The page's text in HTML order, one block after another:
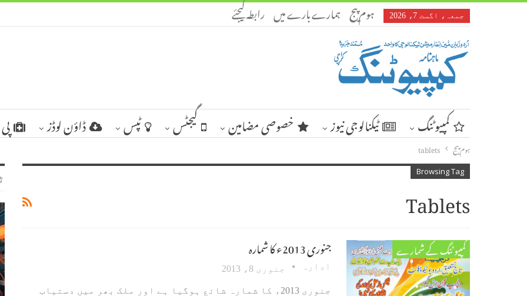
جمعہ، اگست 7، 2026 ہوم پیج ہمارے بارے میں رابطہ کیجئے
کمپیوٹنگ ٹیکنالوجی نیوز خصوصی مضامین گیجٹس ٹپس ڈاؤن لوڈز
ہوم پیج tablets
Browsing Tag
Tablets
کمپیوٹنگ کے شمارے جنوری 2013ء کا شمارہ
ادارہ جنوری 8، 2013
جنوری 2013ء کا شمارہ شائع ہوگیا ہے اور ملک بھر میں دستیاب